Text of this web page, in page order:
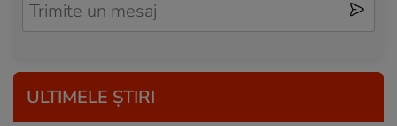
ULTIMELE ȘTIRI